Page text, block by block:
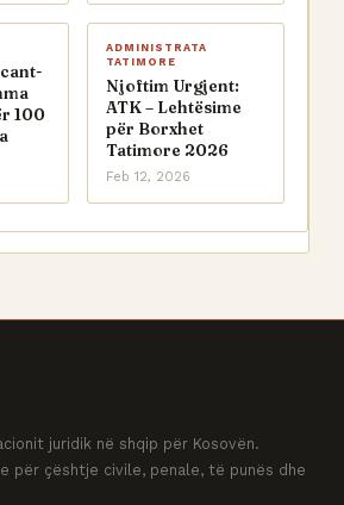
100
ADMINISTRATA
TATIMORE
Njoftim Urgjent:
ATK – Lehtësime
për Borxhet
Tatimore 2026
Feb 12, 2026
juridik në shqip për Kosovën.
për çështje civile, penale, të punës dhe